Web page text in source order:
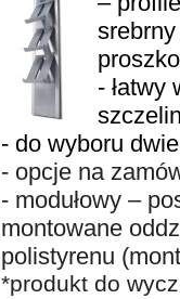
- łatwy
- do wyboru
- opcje na
- modułowy –
montowane
polistyrenu
*produkt do